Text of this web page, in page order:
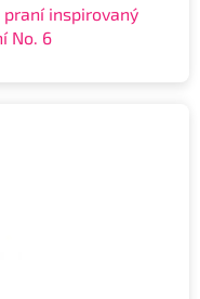
praní inspirovaný
No. 6